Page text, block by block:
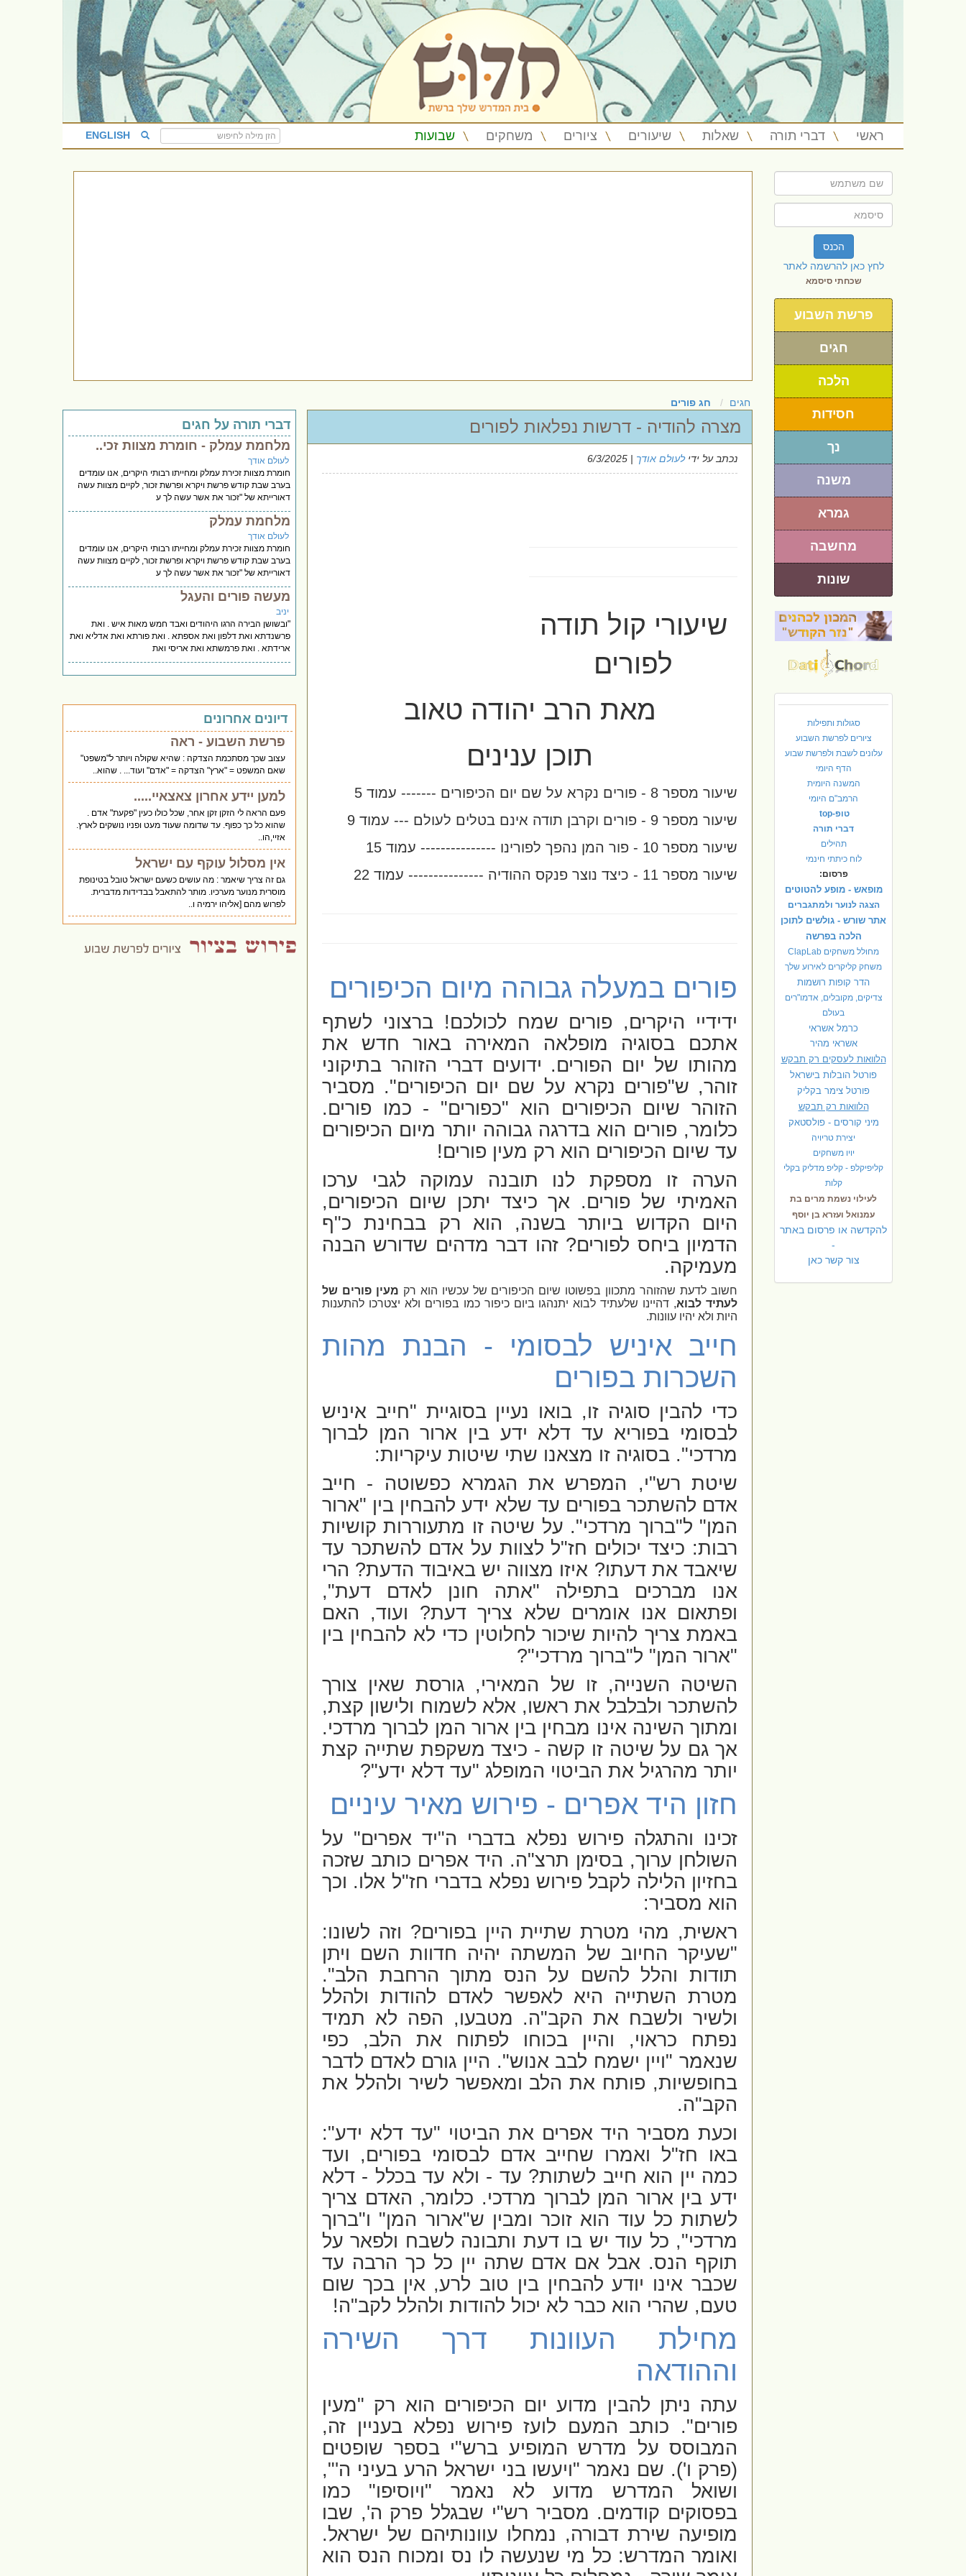
ראשי דברי תורה שאלות שיעורים ציורים משחקים שבועות ENGLISH
הכנס
לחץ כאן להרשמה לאתר
שכחתי סיסמא
פרשת השבוע
חגים
הלכה
חסידות
נך
משנה
גמרא
מחשבה
שונות
סגולות ותפילות
ציורים לפרשת השבוע
עלונים לשבת ולפרשת שבוע
הדף היומי
המשנה היומית
הרמב"ם היומי
טופ-top
דברי תורה
תהילים
לוח כיתתי חינמי
פרסום:
מופאש - מופע להטוטים
הצגה לנוער ולמתגברים
אתר שורש - גולשים לתוכן
הלכה בפרשה
מחולל משחקים ClapLab
משחק קליקרים לאירוע שלך
הדר קופות רושמות
צדיקים, מקובלים, אדמו"רים
בעולם
כרמל אשראי
אשראי מהיר
הלוואות לעסקים רק תבקש
פורטל הובלות בישראל
פורטל צימר בקליק
הלוואות רק תבקש
מיני קורסים - פולסטאק
יצירת טריויה
יויו משחקים
קליפיקלפ - קליפ מדליק בקלי
קלות
לעילוי נשמת מרים בת
עמנואל ועזרא בן יוסף
להקדשה או פרסום באתר
-
צור קשר כאן
חגים חג פורים
מצרה להודיה - דרשות נפלאות לפורים
נכתב על ידילעולם אודך | 6/3/2025
שיעורי קול תודה
לפורים
מאת הרב יהודה טאוב
תוכן ענינים
שיעור מספר 8 - פורים נקרא על שם יום הכיפורים ------- עמוד 5
שיעור מספר 9 - פורים וקרבן תודה אינם בטלים לעולם --- עמוד 9
שיעור מספר 10 - פור המן נהפך לפורינו --------------- עמוד 15
שיעור מספר 11 - כיצד נוצר פנקס ההודיה --------------- עמוד 22
פורים במעלה גבוהה מיום הכיפורים
ידידיי היקרים, פורים שמח לכולכם! ברצוני לשתף
אתכם בסוגיה מופלאה המאירה באור חדש את
מהותו של יום הפורים. ידועים דברי הזוהר בתיקוני
זוהר, ש"פורים נקרא על שם יום הכיפורים". מסביר
הזוהר שיום הכיפורים הוא "כפורים" - כמו פורים.
כלומר, פורים הוא בדרגה גבוהה יותר מיום הכיפורים
עד שיום הכיפורים הוא רק מעין פורים!
הערה זו מספקת לנו תובנה עמוקה לגבי ערכו
האמיתי של פורים. אך כיצד יתכן שיום הכיפורים,
היום הקדוש ביותר בשנה, הוא רק בבחינת כ"ף
הדמיון ביחס לפורים? זהו דבר מדהים שדורש הבנה
מעמיקה.
חשוב לדעת שהזוהר מתכוון בפשוטו שיום הכיפורים של עכשיו הוא רק מעין פורים של
לעתיד לבוא, דהיינו שלעתיד לבוא יתנהגו ביום כיפור כמו בפורים ולא יצטרכו להתענות
היות ולא יהיו עוונות.
חייב איניש לבסומי - הבנת מהות
השכרות בפורים
כדי להבין סוגיה זו, בואו נעיין בסוגיית "חייב איניש
לבסומי בפוריא עד דלא ידע בין ארור המן לברוך
מרדכי". בסוגיה זו מצאנו שתי שיטות עיקריות:
שיטת רש"י, המפרש את הגמרא כפשוטה - חייב
אדם להשתכר בפורים עד שלא ידע להבחין בין "ארור
המן" ל"ברוך מרדכי". על שיטה זו מתעוררות קושיות
רבות: כיצד יכולים חז"ל לצוות על אדם להשתכר עד
שיאבד את דעתו? איזו מצווה יש באיבוד הדעת? הרי
אנו מברכים בתפילה "אתה חונן לאדם דעת",
ופתאום אנו אומרים שלא צריך דעת? ועוד, האם
באמת צריך להיות שיכור לחלוטין כדי לא להבחין בין
"ארור המן" ל"ברוך מרדכי"?
השיטה השנייה, זו של המאירי, גורסת שאין צורך
להשתכר ולבלבל את ראשו, אלא לשמוח ולישון קצת,
ומתוך השינה אינו מבחין בין ארור המן לברוך מרדכי.
אך גם על שיטה זו קשה - כיצד משקפת שתייה קצת
יותר מהרגיל את הביטוי המופלג "עד דלא ידע"?
חזון היד אפרים - פירוש מאיר עיניים
זכינו והתגלה פירוש נפלא בדברי ה"יד אפרים" על
השולחן ערוך, בסימן תרצ"ה. היד אפרים כותב שזכה
בחזיון הלילה לקבל פירוש נפלא בדברי חז"ל אלו. וכך
הוא מסביר:
ראשית, מהי מטרת שתיית היין בפורים? וזה לשונו:
"שעיקר החיוב של המשתה יהיה חדוות השם ויתן
תודות והלל להשם על הנס מתוך הרחבת הלב".
מטרת השתייה היא לאפשר לאדם להודות ולהלל
ולשיר ולשבח את הקב"ה. מטבעו, הפה לא תמיד
נפתח כראוי, והיין בכוחו לפתוח את הלב, כפי
שנאמר "ויין ישמח לבב אנוש". היין גורם לאדם לדבר
בחופשיות, פותח את הלב ומאפשר לשיר ולהלל את
הקב"ה.
וכעת מסביר היד אפרים את הביטוי "עד דלא ידע":
באו חז"ל ואמרו שחייב אדם לבסומי בפורים, ועד
כמה יין הוא חייב לשתות? עד - ולא עד בכלל - דלא
ידע בין ארור המן לברוך מרדכי. כלומר, האדם צריך
לשתות כל עוד הוא זוכר ומבין ש"ארור המן" ו"ברוך
מרדכי", כל עוד יש בו דעת ותבונה לשבח ולפאר על
תוקף הנס. אבל אם אדם שתה יין כל כך הרבה עד
שכבר אינו יודע להבחין בין טוב לרע, אין בכך שום
טעם, שהרי הוא כבר לא יכול להודות ולהלל לקב"ה!
מחילת העוונות דרך השירה
וההודאה
עתה ניתן להבין מדוע יום הכיפורים הוא רק "מעין
פורים". כותב המעם לועזפירוש נפלא בעניין זה,
המבוסס על מדרש המופיע ברש"י בספר שופטים
(פרק ו'). שם נאמר "ויעשו בני ישראל הרע בעיני ה'",
ושואל המדרש מדוע לא נאמר "ויוסיפו" כמו
בפסוקים קודמים. מסביר רש"י שבגלל פרק ה', שבו
מופיעה שירת דבורה, נמחלו עוונותיהם של ישראל.
ואומר המדרש: כל מי שנעשה לו נס ומכוח הנס הוא
דברי תורה על חגים
מלחמת עמלק - חומרת מצוות זכי..
לעולם אודך
חומרת מצוות זכירת עמלק ומחייתו רבותי היקרים, אנו עומדים
בערב שבת קודש פרשת ויקרא ופרשת זכור, לקיים מצוות עשה
דאורייתא של "זכור את אשר עשה לך ע
מלחמת עמלק
לעולם אודך
חומרת מצוות זכירת עמלק ומחייתו רבותי היקרים, אנו עומדים
בערב שבת קודש פרשת ויקרא ופרשת זכור, לקיים מצוות עשה
דאורייתא של "זכור את אשר עשה לך ע
מעשה פורים והעגל
יניב
"ובשושן הבירה הרגו היהודים ואבד חמש מאות איש . ואת
פרשנדתא ואת דלפון ואת אספתא . ואת פורתא ואת אדליא ואת
ארידתא . ואת פרמשתא ואת אריסי ואת
דיונים אחרונים
פרשת השבוע - ראה
עצוב שכך מסתכמת הצדקה : שהיא שקולה ויותר ל"משפט"
שאם המשפט = "ארץ" הצדקה = "אדם" ועוד... . שהוא..
למען יידע אחרון צאצאיי.....
פעם הראה לי הזקן זקן אחר, שכל כולו כעין "פקעת" אדם .
שהוא כל כך כפוף. עד שדומה שעוד מעט ופניו נושקים לארץ.
אזיי,הו..
אין מסלול עוקף עם ישראל
גם זה צריך שיאמר : מה עושים כשעם ישראל טובל בטינופת
מוסרית מנוער מערכיו. מותר להתאבל בבדידות מדברית.
לפרוש מהם [אליהו ירמיה ו..